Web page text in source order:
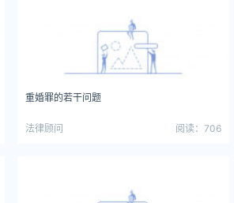
重婚罪的若干问题
法律顾问 阅读：706